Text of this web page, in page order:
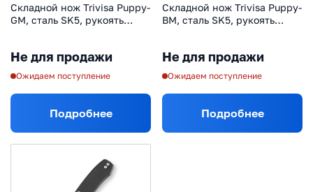
Складной нож Trivisa Puppy-
GM, сталь SK5, рукоять
Не для продажи
Ожидаем поступление
Подробнее
Складной нож Trivisa Puppy-
BM, сталь SK5, рукоять
Не для продажи
Ожидаем поступление
Подробнее